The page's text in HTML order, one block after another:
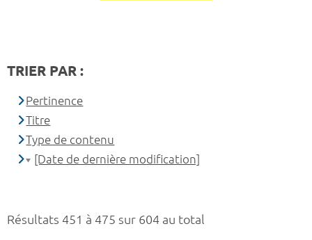
Résultats 451 à 475 sur 604 au total
TRIER PAR :
Pertinence
Titre
Type de contenu
[Date de dernière modification]